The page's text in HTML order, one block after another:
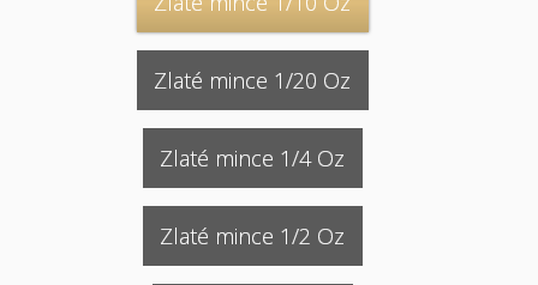
Zlaté mince 1/20 Oz
Zlaté mince 1/4 Oz
Zlaté mince 1/2 Oz